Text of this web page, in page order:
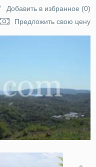
Добавить в избранное (0)
Предложить свою цену